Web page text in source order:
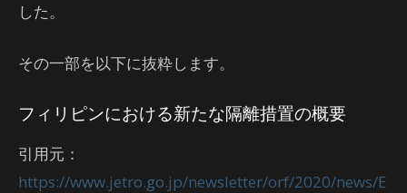
した。
その一部を以下に抜粋します。
フィリピンにおける新たな隔離措置の概要
引用元：
https://www.jetro.go.jp/newsletter/orf/2020/news/E